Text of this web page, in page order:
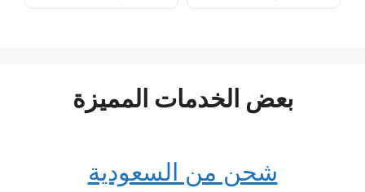
بعض الخدمات المميزة
شحن من السعودية